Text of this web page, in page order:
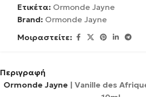
Ετικέτα: Ormonde Jayne
Brand: Ormonde Jayne
Μοιραστείτε:
Περιγραφή
Ormonde Jayne | Vanille des